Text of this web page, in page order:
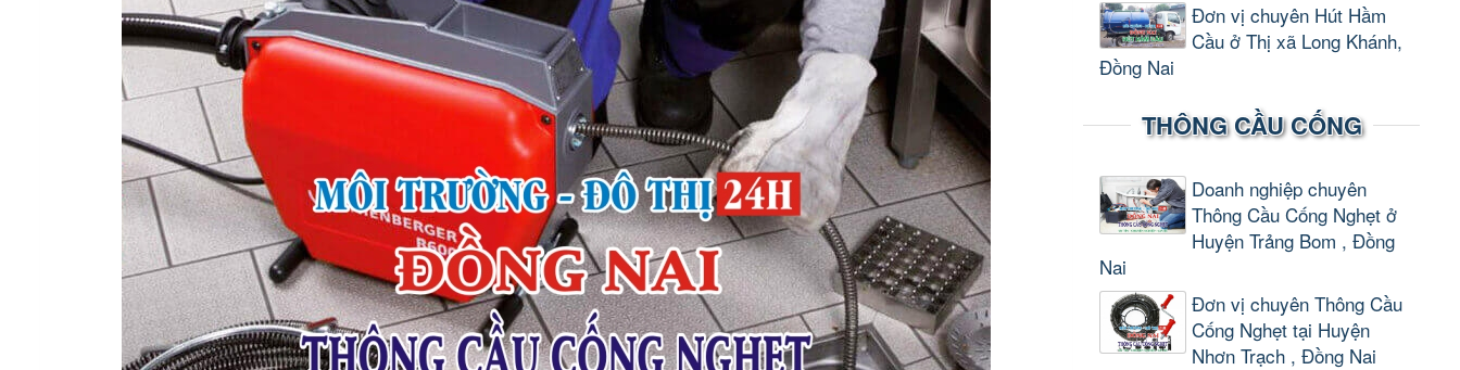
Đơn vị chuyên Hút Hầm
Cầu ở Thị xã Long Khánh,
Đồng Nai
THÔNG CẦU CỐNG
Doanh nghiệp chuyên
Thông Cầu Cống Nghẹt ở
Huyện Trảng Bom , Đồng
Nai
Đơn vị chuyên Thông Cầu
Cống Nghẹt tại Huyện
Nhơn Trạch , Đồng Nai